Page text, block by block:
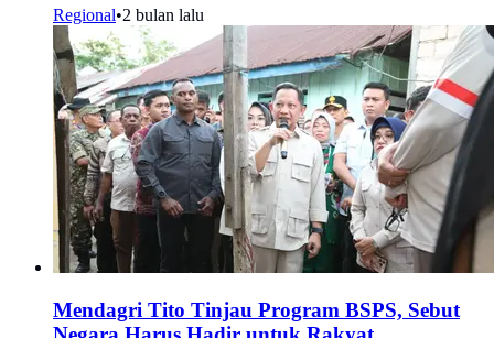
Regional•2 bulan lalu
Mendagri Tito Tinjau Program BSPS, Sebut